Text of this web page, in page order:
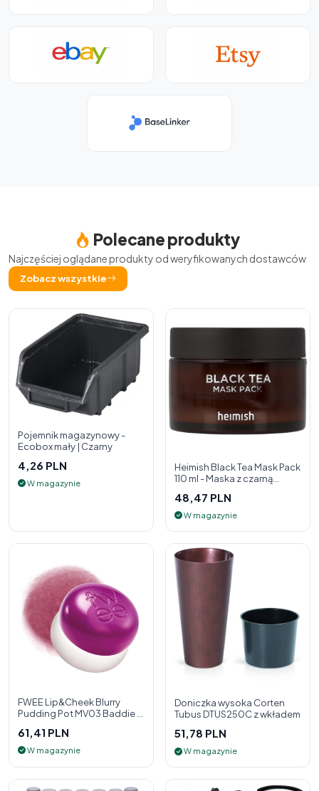
Polecane produkty
Najczęściej oglądane produkty od weryfikowanych dostawców
Zobacz wszystkie
Pojemnik magazynowy -
Ecobox mały | Czarny
4,26 PLN
W magazynie
Heimish Black Tea Mask Pack
110 ml - Maska z czarną
48,47 PLN
W magazynie
FWEE Lip&Cheek Blurry
Pudding Pot MV03 Baddie 5
policzk
61,41 PLN
W magazynie
Doniczka wysoka Corten
Tubus DTUS250C z wkładem
51,78 PLN
W magazynie